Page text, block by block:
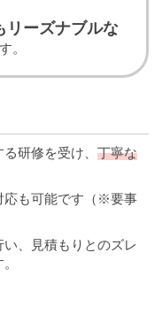
リーズナブルな
。
研修を受け、 丁寧な
応も可能です（※要事
、見積もりとのズレ